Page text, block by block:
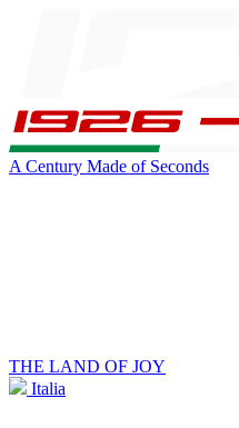
A Century Made of Seconds
THE LAND OF JOY
Italia